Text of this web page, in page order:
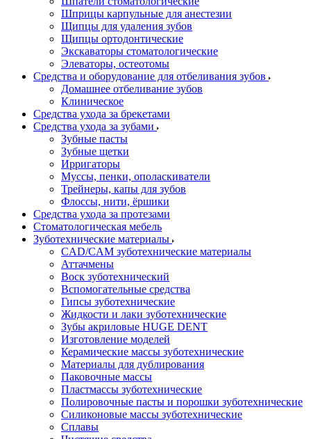
Шприцы карпульные для анестезии
Щипцы для удаления зубов
Щипцы ортодонтические
Экскаваторы стоматологические
Элеваторы, остеотомы
Средства и оборудование для отбеливания зубов
Домашнее отбеливание зубов
Клиническое
Средства ухода за брекетами
Средства ухода за зубами
Зубные пасты
Зубные щетки
Ирригаторы
Муссы, пенки, ополаскиватели
Трейнеры, капы для зубов
Флоссы, нити, ёршики
Средства ухода за протезами
Стоматологическая мебель
Зуботехнические материалы
CAD/CAM зуботехнические материалы
Аттачмены
Воск зуботехнический
Вспомогательные средства
Гипсы зуботехнические
Жидкости и лаки зуботехнические
Зубы акриловые HUGE DENT
Изготовление моделей
Керамические массы зуботехнические
Материалы для дублирования
Паковочные массы
Пластмассы зуботехнические
Полировочные пасты и порошки зуботехнические
Силиконовые массы зуботехнические
Сплавы